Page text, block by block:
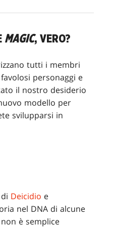
MAGIC, VERO?
tutti i membri
personaggi e
il nostro desiderio
modello per
svilupparsi in
Deicidio e
nel DNA di alcune
è semplice